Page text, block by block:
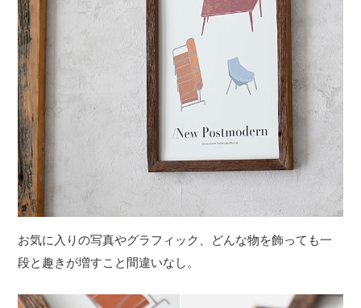
お気に入りの写真やグラフィック、どんな物を飾っても一
段と趣きが増すこと間違いなし。